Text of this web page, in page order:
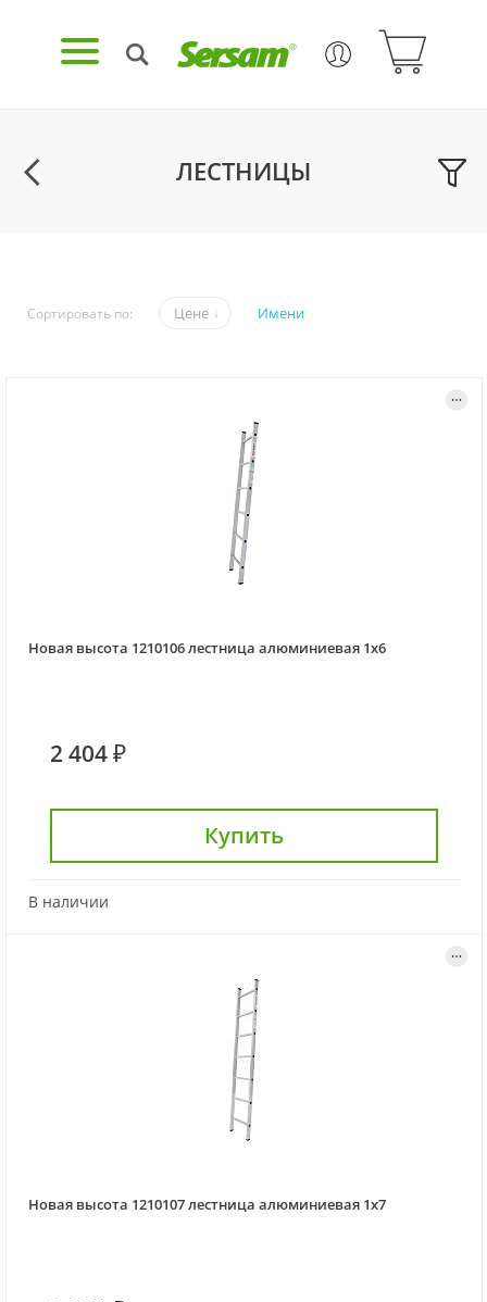
ЛЕСТНИЦЫ
Сортировать по: Цене Имени
Новая высота 1210106 лестница алюминиевая 1x6
2 404 ₽
Купить
В наличии
Новая высота 1210107 лестница алюминиевая 1x7